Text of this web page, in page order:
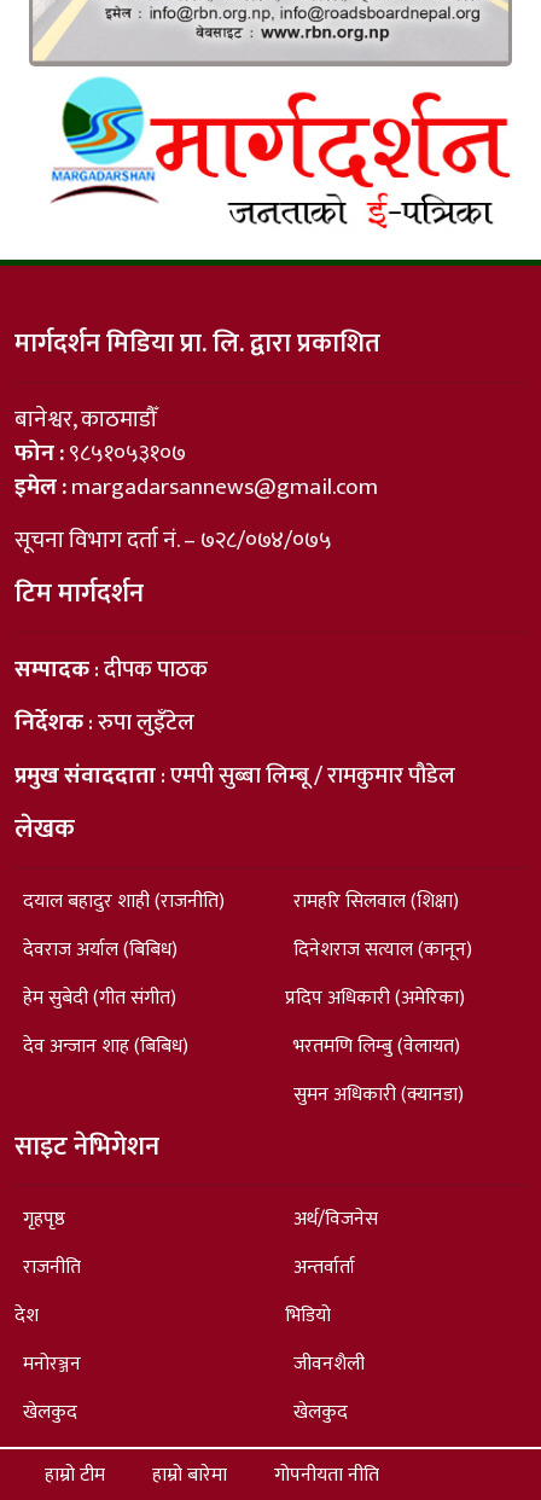
मार्गदर्शन मिडिया प्रा. लि. द्वारा प्रकाशित
बानेश्वर, काठमाडौँ
फोन :९८५१०५३१०७
इमेल :margadarsannews@gmail.com
सूचना विभाग दर्ता नं. – ७२८/०७४/०७५
टिम मार्गदर्शन
सम्पादक: दीपक पाठक
निर्देशक: रुपा लुइँटेल
प्रमुख संवाददाता: एमपी सुब्बा लिम्बू / रामकुमार पौडेल
लेखक
दयाल बहादुर शाही (राजनीति)
देवराज अर्याल (बिबिध)
हेम सुबेदी (गीत संगीत)
देव अन्जान शाह (बिबिध)
रामहरि सिलवाल (शिक्षा)
दिनेशराज सत्याल (कानून)
प्रदिप अधिकारी (अमेरिका)
भरतमणि लिम्बु (वेलायत)
सुमन अधिकारी (क्यानडा)
साइट नेभिगेशन
गृहपृष्ठ
राजनीति
देश
मनोरञ्जन
खेलकुद
अर्थ/विजनेस
अन्तर्वार्ता
भिडियो
जीवनशैली
खेलकुद
हाम्रो टीम
हाम्रो बारेमा गोपनीयता नीति